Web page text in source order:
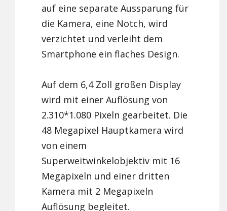
auf eine separate Aussparung für
die Kamera, eine Notch, wird
verzichtet und verleiht dem
Smartphone ein flaches Design.
Auf dem 6,4 Zoll großen Display
wird mit einer Auflösung von
2.310*1.080 Pixeln gearbeitet. Die
48 Megapixel Hauptkamera wird
von einem
Superweitwinkelobjektiv mit 16
Megapixeln und einer dritten
Kamera mit 2 Megapixeln
Auflösung begleitet.